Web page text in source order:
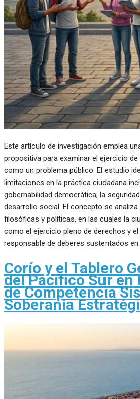
Este artículo de investigación emplea
propositiva para examinar el ejercicio de
como un problema público. El estudio
limitaciones en la práctica ciudadana
gobernabilidad democrática, la
desarrollo social. El concepto se
filosóficas y políticas, en las cuales la
como el ejercicio pleno de derechos y
responsable de deberes sustentados
Corío y el Tablero
del Pacífico Sur en
de Competencia
Soberanía